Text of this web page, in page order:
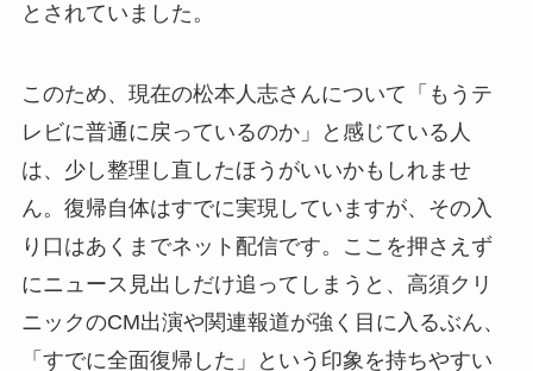
とされていました。
このため、現在の松本人志さんについて「もうテ
レビに普通に戻っているのか」と感じている人
は、少し整理し直したほうがいいかもしれませ
ん。復帰自体はすでに実現していますが、その入
り口はあくまでネット配信です。ここを押さえず
にニュース見出しだけ追ってしまうと、高須クリ
ニックのCM出演や関連報道が強く目に入るぶん、
「すでに全面復帰した」という印象を持ちやすい